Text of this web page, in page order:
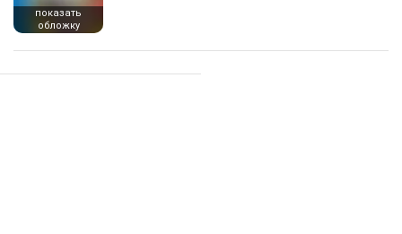
показать
обложку